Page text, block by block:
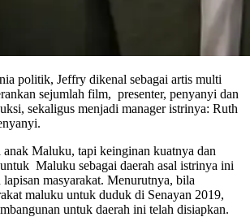
politik, Jeffry dikenal sebagai artis multi
sejumlah film, presenter, penyanyi dan
sekaligus menjadi manager istrinya: Ruth
anak Maluku, tapi keinginan kuatnya dan
Maluku sebagai daerah asal istrinya ini
lapisan masyarakat. Menurutnya, bila
maluku untuk duduk di Senayan 2019,
untuk daerah ini telah disiapkan.